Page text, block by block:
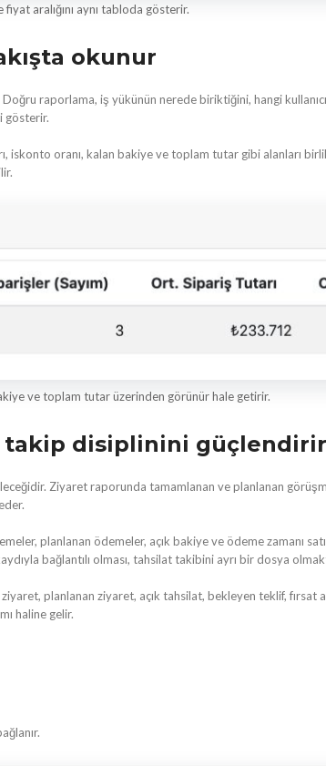
aralığını aynı tabloda gösterir.
okunur
raporlama, iş yükünün nerede biriktiğini, hangi
gösterir.
iskonto oranı, kalan bakiye ve toplam tutar gibi alanları
ve toplam tutar üzerinden görünür hale getirir.
takip disiplinini güçlendirir
Ziyaret raporunda tamamlanan ve planlanan
planlanan ödemeler, açık bakiye ve ödeme zamanı
bağlantılı olması, tahsilat takibini ayrı bir dosya
planlanan ziyaret, açık tahsilat, bekleyen teklif,
haline gelir.